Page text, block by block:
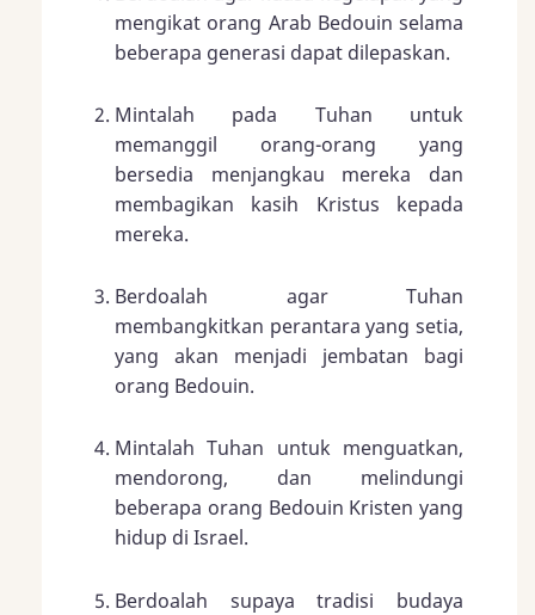
mengikat orang Arab Bedouin selama
beberapa generasi dapat dilepaskan.
Mintalah pada Tuhan untuk
memanggil orang-orang yang
bersedia menjangkau mereka dan
membagikan kasih Kristus kepada
mereka.
Berdoalah agar Tuhan
membangkitkan perantara yang setia,
yang akan menjadi jembatan bagi
orang Bedouin.
Mintalah Tuhan untuk menguatkan,
mendorong, dan melindungi
beberapa orang Bedouin Kristen yang
hidup di Israel.
Berdoalah supaya tradisi budaya